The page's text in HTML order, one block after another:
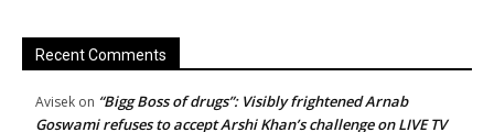
Recent Comments
Avisek on “Bigg Boss of drugs”: Visibly frightened Arnab
Goswami refuses to accept Arshi Khan’s challenge on LIVE TV